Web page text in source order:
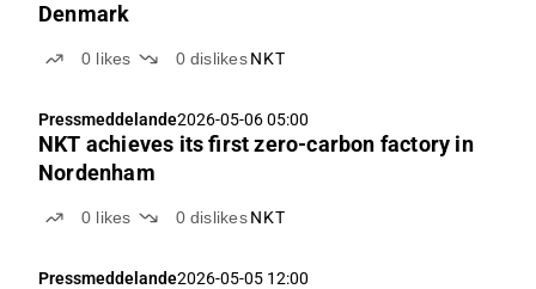
Denmark
0 likes 0 dislikes NKT
Pressmeddelande2026-05-06 05:00
NKT achieves its first zero-carbon factory in
Nordenham
0 likes 0 dislikes NKT
Pressmeddelande2026-05-05 12:00